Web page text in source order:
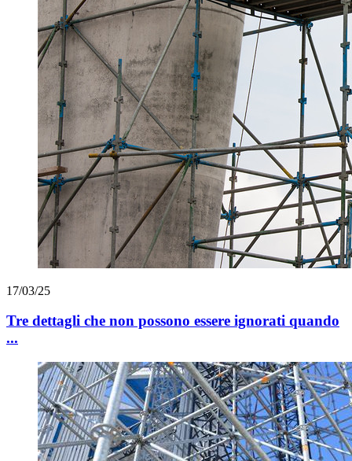
17/03/25
Tre dettagli che non possono essere ignorati quando
...